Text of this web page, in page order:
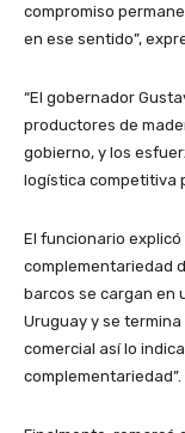
compromiso
en ese sentido”,
“El gobernador
productores de
gobierno, y los
logística competitiva
El funcionario explicó
complementariedad
barcos se cargan en
Uruguay y se
comercial así lo
complementariedad”.